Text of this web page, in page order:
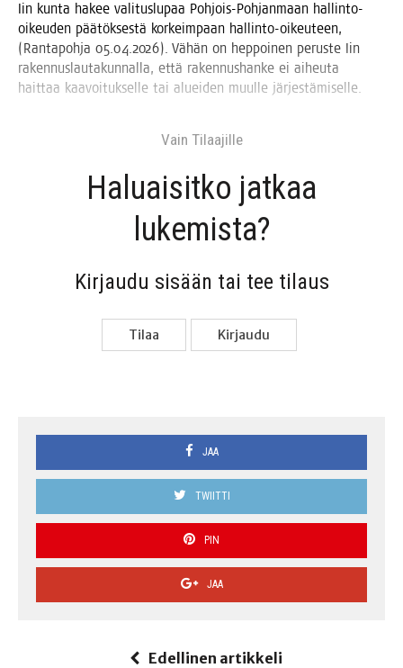
Iin kun­ta hakee vali­tus­lu­paa Poh­jois-Poh­jan­maan hal­lin­to-
oikeu­den pää­tök­ses­tä kor­keim­paan hal­lin­to-oikeu­teen,
(Ran­ta­poh­ja 05.04.2026). Vähän on hep­poi­nen perus­te Iin
raken­nus­lau­ta­kun­nal­la, että raken­nus­han­ke ei aiheu­ta
hait­taa kaa­voi­tuk­sel­le tai aluei­den muul­le järjestämiselle.
Vain Tilaa­jil­le
Haluai­sit­ko jat­kaa
lukemista?
Kir­jau­du sisään tai tee tilaus
Tilaa Kir­jau­du
JAA
TWIITTI
PIN
JAA
Edellinen artikkeli